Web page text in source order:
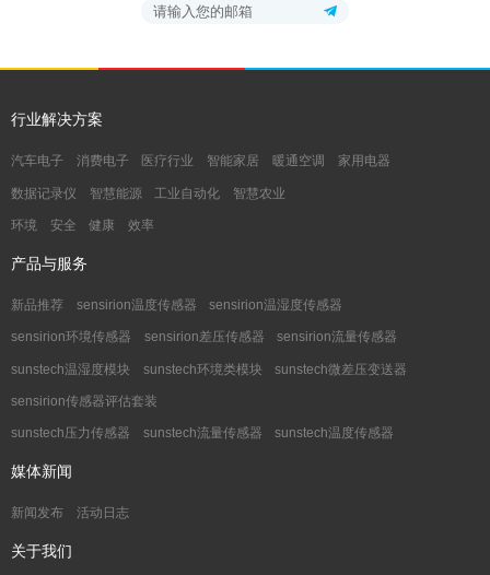
行业解决方案
汽车电子 消费电子 医疗行业 智能家居 暖通空调 家用电器
数据记录仪 智慧能源 工业自动化 智慧农业
环境 安全 健康 效率
产品与服务
新品推荐 sensirion温度传感器 sensirion温湿度传感器
sensirion环境传感器 sensirion差压传感器 sensirion流量传感器
sunstech温湿度模块 sunstech环境类模块 sunstech微差压变送器
sensirion传感器评估套装
sunstech压力传感器 sunstech流量传感器 sunstech温度传感器
媒体新闻
新闻发布 活动日志
关于我们